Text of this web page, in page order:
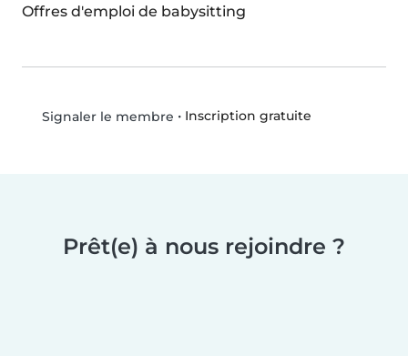
Offres d'emploi de babysitting
Signaler le membre • Inscription gratuite
Prêt(e) à nous rejoindre ?